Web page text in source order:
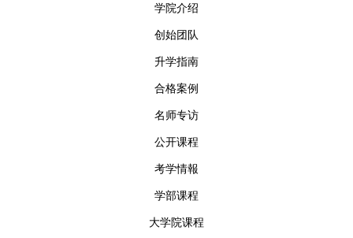
学院介绍
创始团队
升学指南
合格案例
名师专访
公开课程
考学情報
学部课程
大学院课程